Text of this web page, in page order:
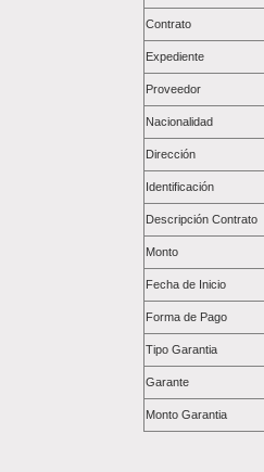
Contrato
Expediente
Proveedor
Nacionalidad
Dirección
Identificación
Descripción Contrato
Monto
Fecha de Inicio
Forma de Pago
Tipo Garantia
Garante
Monto Garantia